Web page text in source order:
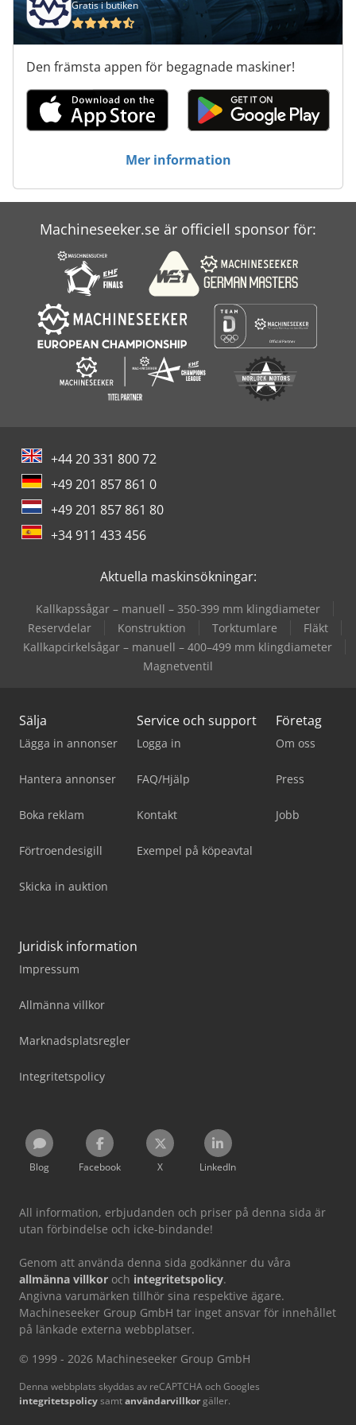
Trä Trä
Verktyg För Mätning
Gratis i butiken
Den främsta appen för begagnade maskiner!
Mer information
Machineseeker.se är officiell sponsor för:
+44 20 331 800 72
+49 201 857 861 0
+49 201 857 861 80
+34 911 433 456
Aktuella maskinsökningar:
Kallkapssågar – manuell – 350-399 mm klingdiameter
Reservdelar
Konstruktion Torktumlare
Fläkt
Kallkapcirkelsågar – manuell – 400–499 mm klingdiameter
Magnetventil
Sälja
Lägga in annonser
Hantera annonser
Boka reklam
Förtroendesigill
Skicka in auktion
Service och support
Logga in
FAQ/Hjälp
Kontakt
Exempel på köpeavtal
Företag
Om oss
Press
Jobb
Juridisk information
Impressum
Allmänna villkor
Marknadsplatsregler
Integritetspolicy
Blog Facebook X LinkedIn
All information, erbjudanden och priser på denna sida är
utan förbindelse och icke-bindande!
Genom att använda denna sida godkänner du våra
allmänna villkor och integritetspolicy.
Angivna varumärken tillhör sina respektive ägare.
Machineseeker Group GmbH tar inget ansvar för innehållet
på länkade externa webbplatser.
© 1999 - 2026 Machineseeker Group GmbH
Denna webbplats skyddas av reCAPTCHA och Googles
integritetspolicysamtanvändarvillkor gäller.